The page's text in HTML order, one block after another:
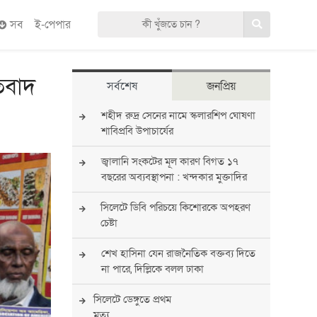
সব ই-পেপার
সর্বশেষ জনপ্রিয়
শহীদ রুদ্র সেনের নামে স্কলারশিপ ঘোষণা
শাবিপ্রবি উপাচার্যের
জ্বালানি সংকটের মূল কারণ বিগত ১৭
বছরের অব্যবস্থাপনা : খন্দকার মুক্তাদির
সিলেটে ডিবি পরিচয়ে কিশোরকে অপহরণ
চেষ্টা
শেখ হাসিনা যেন রাজনৈতিক বক্তব্য দিতে
না পারে, দিল্লিকে বলল ঢাকা
সিলেটে ডেঙ্গুতে প্রথম